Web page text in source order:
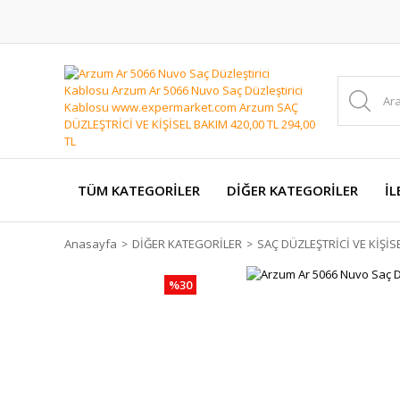
TÜM KATEGORİLER DİĞER KATEGORİLER
Anasayfa DİĞER KATEGORİLER SAÇ DÜZLEŞTRİCİ VE
%30